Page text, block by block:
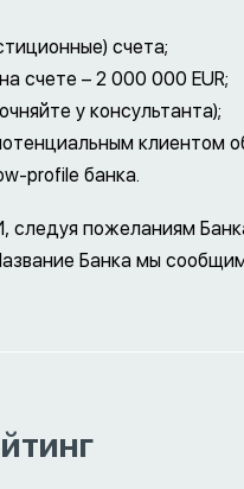
счета;
счете – 2 000 000 EUR;
у консультанта);
клиентом
profile банка.
следуя пожеланиям
Банка мы